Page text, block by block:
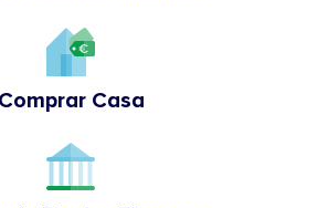
Comprar Casa